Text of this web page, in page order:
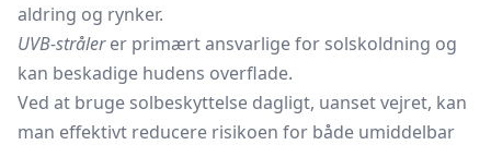
aldring og rynker.
UVB-strålerer primært ansvarlige for solskoldning og
kan beskadige hudens overflade.
Ved at bruge solbeskyttelse dagligt, uanset vejret, kan
man effektivt reducere risikoen for både umiddelbar